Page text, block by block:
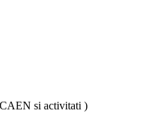
si activitati )